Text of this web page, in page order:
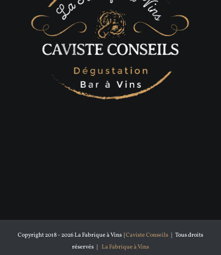
Copyright 2018 -2026 La Fabrique à Vins |Caviste Conseils | Tous droits
réservés | La Fabrique à Vins